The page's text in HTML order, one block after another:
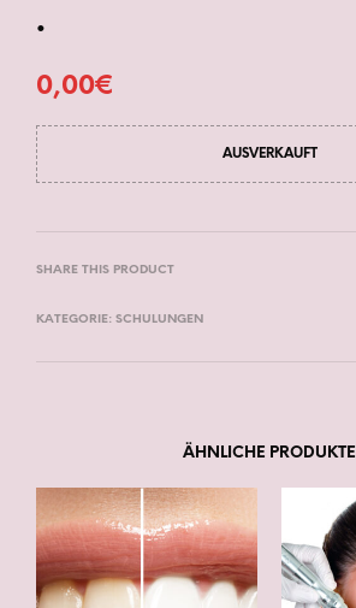
.
0,00€
AUSVERKAUFT
SHARE THIS PRODUCT
KATEGORIE: SCHULUNGEN
ÄHNLICHE PRODUKTE